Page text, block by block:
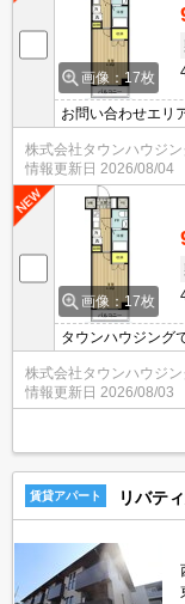
画像：17枚
お問い合わせエリ
介可能です！！迷
株式会社タウンハウジ
情報更新日 2026/08/04
画像：17枚
タウンハウジング
きる設備仕様！駅
株式会社タウンハウジ
情報更新日 2026/08/03
賃貸アパート リバテ